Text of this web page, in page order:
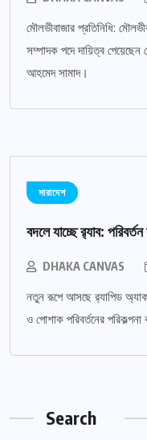
মৌলভীবাজার প্রতিনিধি:
সম্পাদক পদে দায়িত্ব পেয়েছেন
আহমেদ সামাদ।
সারাদেশ
বদলে যাচ্ছে র‌্যাব:
DHAKA CANVAS
নতুন রূপে আসছে র‌্যাপিড
ও পোশাক পরিবর্তনের
Search